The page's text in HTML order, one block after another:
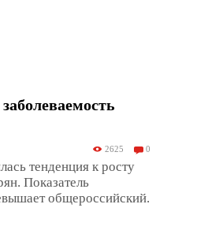
2625 0
тенденция к росту
Показатель
общероссийский.